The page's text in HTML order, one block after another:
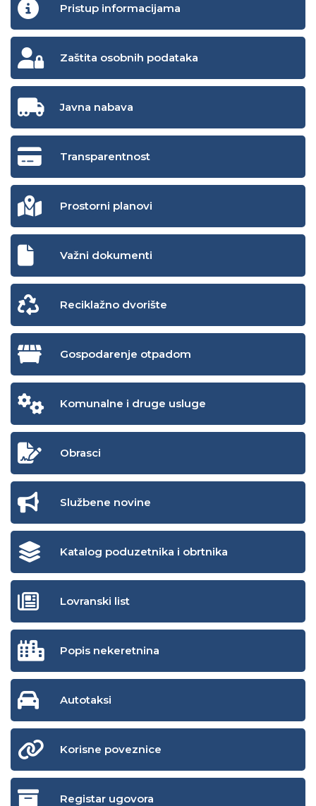
Pristup informacijama
Zaštita osobnih podataka
Javna nabava
Transparentnost
Prostorni planovi
Važni dokumenti
Reciklažno dvorište
Gospodarenje otpadom
Komunalne i druge usluge
Obrasci
Službene novine
Katalog poduzetnika i obrtnika
Lovranski list
Popis nekeretnina
Autotaksi
Korisne poveznice
Registar ugovora